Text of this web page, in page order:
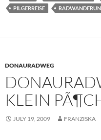
PILGERREISE
DONAURADWEG
KLEIN
JULY 19, 2009 FRANZISKA